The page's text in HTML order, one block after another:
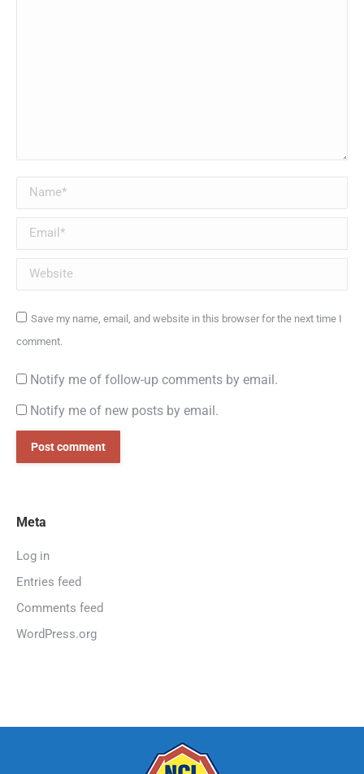
Name *
Email *
Website
Save my name, email, and website in this browser for the next time I
comment.
Notify me of follow-up comments by email.
Notify me of new posts by email.
Post comment
Meta
Log in
Entries feed
Comments feed
WordPress.org